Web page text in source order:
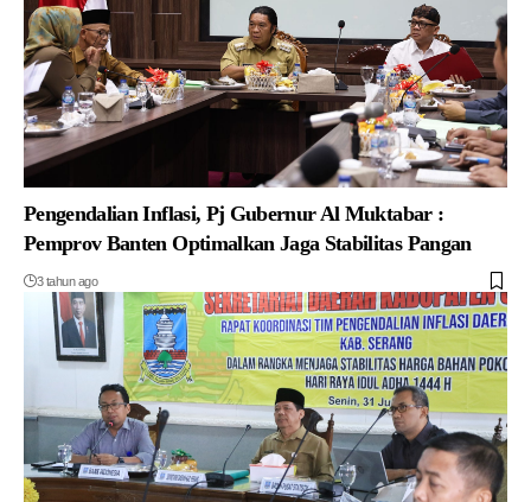
Pengendalian Inflasi, Pj Gubernur Al Muktabar :
Pemprov Banten Optimalkan Jaga Stabilitas Pangan
3 tahun ago